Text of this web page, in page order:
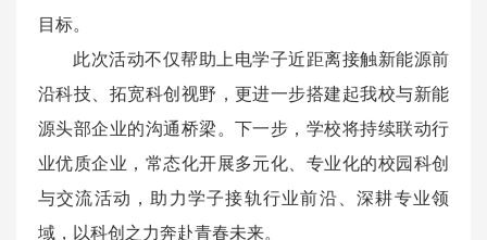
目标。
此次活动不仅帮助上电学子近距离接触新能源前
沿科技、拓宽科创视野，更进一步搭建起我校与新能
源头部企业的沟通桥梁。下一步，学校将持续联动行
业优质企业，常态化开展多元化、专业化的校园科创
与交流活动，助力学子接轨行业前沿、深耕专业领
域，以科创之力奔赴青春未来。